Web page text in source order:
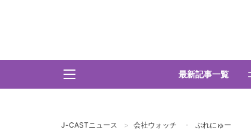
最新記事一覧
J-CASTニュース 会社ウォッチ ぷれにゅー